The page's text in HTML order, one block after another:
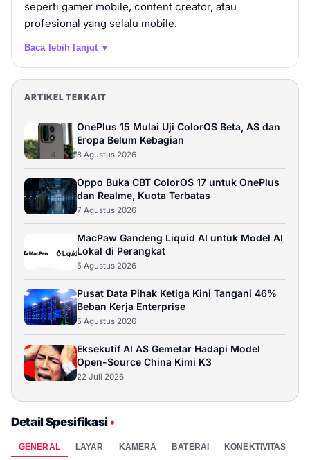
12GB / 256GB Rp 4.999.000
12GB / 256GB Rp 6.499.000
Beli
realme 15 Pro 5G
12GB / 512GB Rp 6.999.000
seperti gamer mobile, content creator, atau
profesional yang selalu mobile.
Baca lebih lanjut ▼
ARTIKEL TERKAIT
OnePlus 15 Mulai Uji ColorOS Beta, AS dan
Eropa Belum Kebagian
8 Agustus 2026
Oppo Buka CBT ColorOS 17 untuk OnePlus
dan Realme, Kuota Terbatas
7 Agustus 2026
MacPaw Gandeng Liquid AI untuk Model AI
Lokal di Perangkat
5 Agustus 2026
Pusat Data Pihak Ketiga Kini Tangani 46%
Beban Kerja Enterprise
5 Agustus 2026
Eksekutif AI AS Gemetar Hadapi Model
Open-Source China Kimi K3
22 Juli 2026
Detail Spesifikasi•
GENERAL LAYAR KAMERA BATERAI KONEKTIVITAS